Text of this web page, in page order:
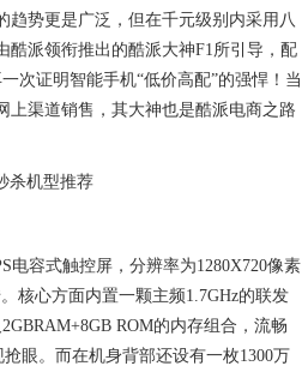
趋势更是广泛，但在千元级别内采用八
酷派领衔推出的酷派大神F1所引导，配
次证明智能手机“低价高配”的强悍！当
上渠道销售，其大神也是酷派电商之路
电容式触控屏，分辨率为1280X720像素
核心方面内置一颗主频1.7GHz的联发
ROM的内存组合，流畅
眼。而在机身背部还设有一枚1300万